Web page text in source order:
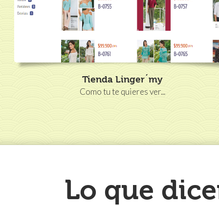
Tienda Linger´my
Como tu te quieres ver...
Lo que